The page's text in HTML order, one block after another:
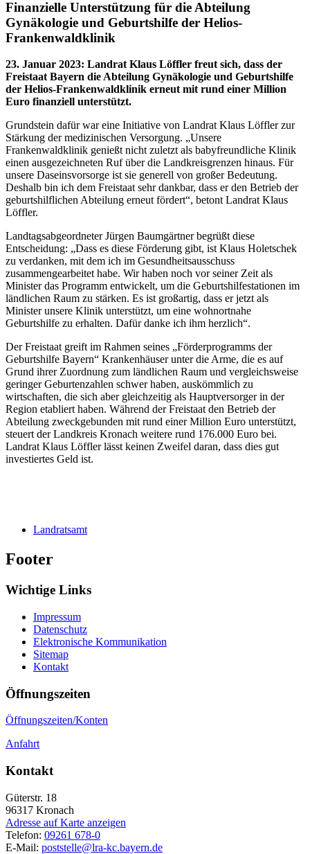
Finanzielle Unterstützung für die Abteilung
Gynäkologie und Geburtshilfe der Helios-
Frankenwaldklinik
23. Januar 2023: Landrat Klaus Löffler freut sich, dass der
Freistaat Bayern die Abteilung Gynäkologie und Geburtshilfe
der Helios-Frankenwaldklinik erneut mit rund einer Million
Euro finanziell unterstützt.
Grundstein dafür war eine Initiative von Landrat Klaus Löffler zur
Stärkung der medizinischen Versorgung. „Unsere
Frankenwaldklinik genießt nicht zuletzt als babyfreundliche Klinik
einen ausgezeichneten Ruf über die Landkreisgrenzen hinaus. Für
unsere Daseinsvorsorge ist sie generell von großer Bedeutung.
Deshalb bin ich dem Freistaat sehr dankbar, dass er den Betrieb der
geburtshilflichen Abteilung erneut fördert“, betont Landrat Klaus
Löffler.
Landtagsabgeordneter Jürgen Baumgärtner begrüßt diese
Entscheidung: „Dass es diese Förderung gibt, ist Klaus Holetschek
zu verdanken, mit dem ich im Gesundheitsausschuss
zusammengearbeitet habe. Wir haben noch vor seiner Zeit als
Minister das Programm entwickelt, um die Geburtshilfestationen im
ländlichen Raum zu stärken. Es ist großartig, dass er jetzt als
Minister unsere Klinik unterstützt, um eine wohnortnahe
Geburtshilfe zu erhalten. Dafür danke ich ihm herzlich“.
Der Freistaat greift im Rahmen seines „Förderprogramms der
Geburtshilfe Bayern“ Krankenhäuser unter die Arme, die es auf
Grund ihrer Zuordnung zum ländlichen Raum und vergleichsweise
geringer Geburtenzahlen schwer haben, auskömmlich zu
wirtschaften, die sich aber gleichzeitig als Hauptversorger in der
Region etabliert haben. Während der Freistaat den Betrieb der
Abteilung zweckgebunden mit rund einer Million Euro unterstützt,
steuert der Landkreis Kronach weitere rund 176.000 Euro bei.
Landrat Klaus Löffler lässt keinen Zweifel daran, dass dies gut
investiertes Geld ist.
Landratsamt
Footer
Wichtige Links
Impressum
Datenschutz
Elektronische Kommunikation
Sitemap
Kontakt
Öffnungszeiten
Öffnungszeiten/Konten
Anfahrt
Kontakt
Güterstr. 18
96317 Kronach
Adresse auf Karte anzeigen
Telefon: 09261 678-0
E-Mail: poststelle@lra-kc.bayern.de